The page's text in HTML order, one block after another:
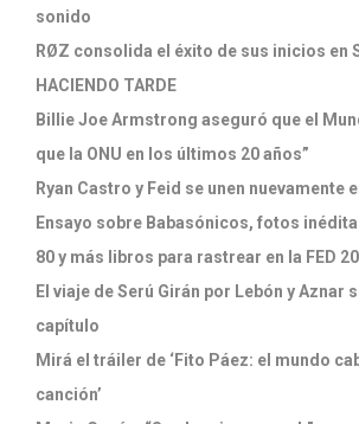
sonido
RØZ consolida el éxito de sus inicios en
HACIENDO TARDE
Billie Joe Armstrong aseguró que el
que la ONU en los últimos 20 años”
Ryan Castro y Feid se unen nuevamente
Ensayo sobre Babasónicos, fotos
80 y más libros para rastrear en la FED
El viaje de Serú Girán por Lebón y Aznar
capítulo
Mirá el tráiler de ‘Fito Páez: el mundo
canción’